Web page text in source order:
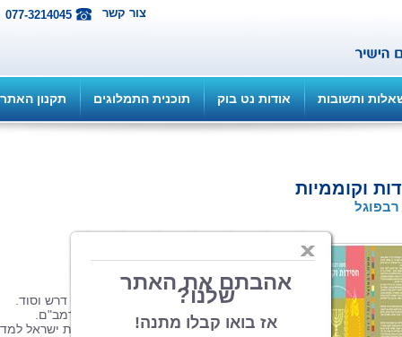
077-3214045 צור קשר
ותשובות אודות נט בוק תוכנית התמלוגים תקנון האתר
וקוממיות
עיקרי החסידות לאדם מישראל בפשט, רז, דרש וסוד.
כולל התייחסות הלכתית לחסידות עפ"י הרמב"ם.
כולל פירוט, מה נדרש כדי להפוך את מדינת ישראל